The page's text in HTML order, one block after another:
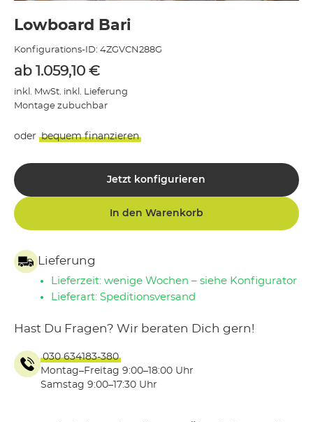
Lowboard Bari
Konfigurations-ID: 4ZGVCN288G
ab 1.059,10 €
inkl. MwSt. inkl. Lieferung
Montage zubuchbar
oder bequem finanzieren
Jetzt konfigurieren
In den Warenkorb
Lieferung
Lieferzeit: wenige Wochen – siehe Konfigurator
Lieferart: Speditionsversand
Hast Du Fragen? Wir beraten Dich gern!
030 634183-380
Montag–Freitag 9:00–18:00 Uhr
Samstag 9:00–17:30 Uhr